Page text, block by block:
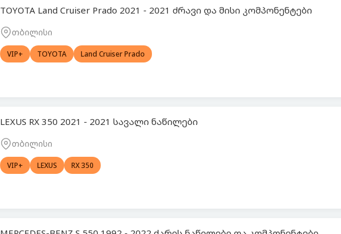
TOYOTA Land Cruiser Prado 2021 - 2021 ძრავი და მისი კომპონენტები
თბილისი
VIP+ TOYOTA Land Cruiser Prado
LEXUS RX 350 2021 - 2021 სავალი ნაწილები
თბილისი
VIP+ LEXUS RX 350